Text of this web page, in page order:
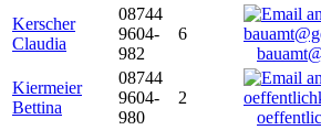
Kerscher
Claudia
08744
9604-
982
6
Kiermeier
Bettina
08744
9604-
980
2